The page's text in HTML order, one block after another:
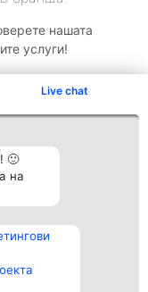
Live chat
🙂
на
нашата
услуги!
Контакти